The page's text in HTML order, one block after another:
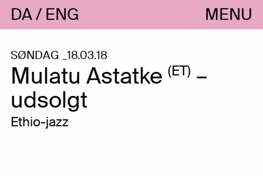
DA ENG MENU
SØNDAG _18.03.18
Mulatu Astatke (ET) –
udsolgt
Ethio-jazz